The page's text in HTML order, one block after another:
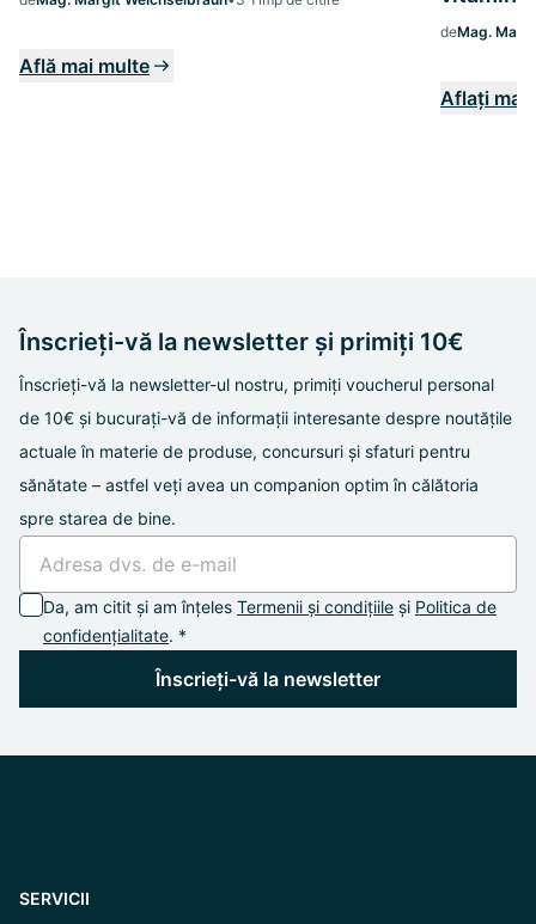
Află mai multe
deMag.
Aflați mai
Înscrieți-vă la newsletter și primiți 10€
Înscrieți-vă la newsletter-ul nostru, primiți voucherul personal
de 10€ și bucurați-vă de informații interesante despre noutățile
actuale în materie de produse, concursuri și sfaturi pentru
sănătate – astfel veți avea un companion optim în călătoria
spre starea de bine.
Da, am citit și am înțeles Termenii și condițiile și Politica de
confidențialitate. *
Înscrieți-vă la newsletter
SERVICII